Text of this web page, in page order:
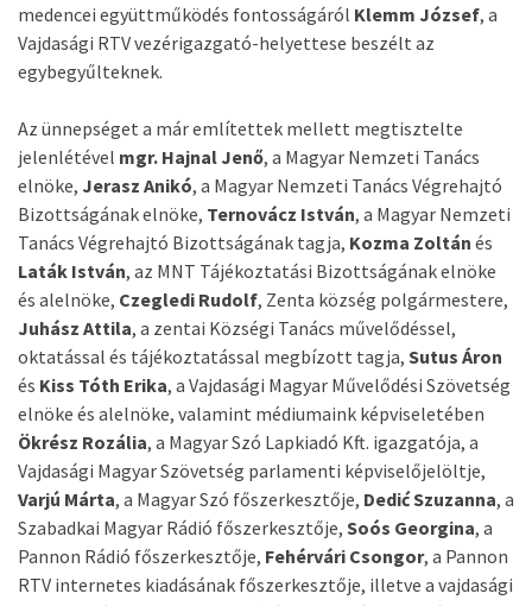
medencei együttműködés fontosságáról Klemm József, a
Vajdasági RTV vezérigazgató-helyettese beszélt az
egybegyűlteknek.
Az ünnepséget a már említettek mellett megtisztelte
jelenlétével mgr. Hajnal Jenő, a Magyar Nemzeti Tanács
elnöke, Jerasz Anikó, a Magyar Nemzeti Tanács Végrehajtó
Bizottságának elnöke, Ternovácz István, a Magyar Nemzeti
Tanács Végrehajtó Bizottságának tagja, Kozma Zoltán és
Laták István, az MNT Tájékoztatási Bizottságának elnöke
és alelnöke, Czegledi Rudolf, Zenta község polgármestere,
Juhász Attila, a zentai Községi Tanács művelődéssel,
oktatással és tájékoztatással megbízott tagja, Sutus Áron
és Kiss Tóth Erika, a Vajdasági Magyar Művelődési Szövetség
elnöke és alelnöke, valamint médiumaink képviseletében
Ökrész Rozália, a Magyar Szó Lapkiadó Kft. igazgatója, a
Vajdasági Magyar Szövetség parlamenti képviselőjelöltje,
Varjú Márta, a Magyar Szó főszerkesztője, Dedić Szuzanna, a
Szabadkai Magyar Rádió főszerkesztője, Soós Georgina, a
Pannon Rádió főszerkesztője, Fehérvári Csongor, a Pannon
RTV internetes kiadásának főszerkesztője, illetve a vajdasági